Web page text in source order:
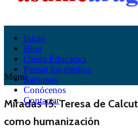
Inicio
Blog
Oferta Educativa
Pensar los medios
Recursos
Conócenos
Contactar
Menú
Miradas 15: Teresa de
como humanización